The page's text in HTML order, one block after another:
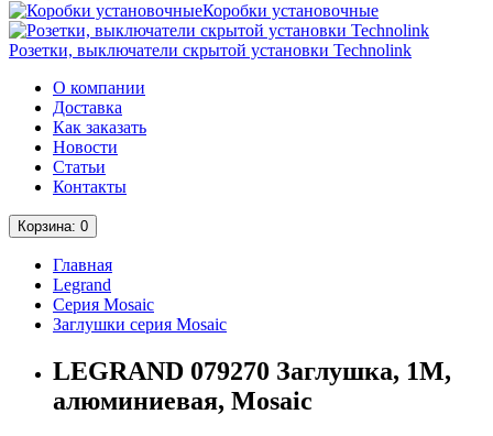
Коробки установочные
Розетки, выключатели скрытой установки Technolink
О компании
Доставка
Как заказать
Новости
Статьи
Контакты
Корзина: 0
Главная
Legrand
Серия Mosaic
Заглушки серия Mosaic
LEGRAND 079270 Заглушка, 1М,
алюминиевая, Mosaic